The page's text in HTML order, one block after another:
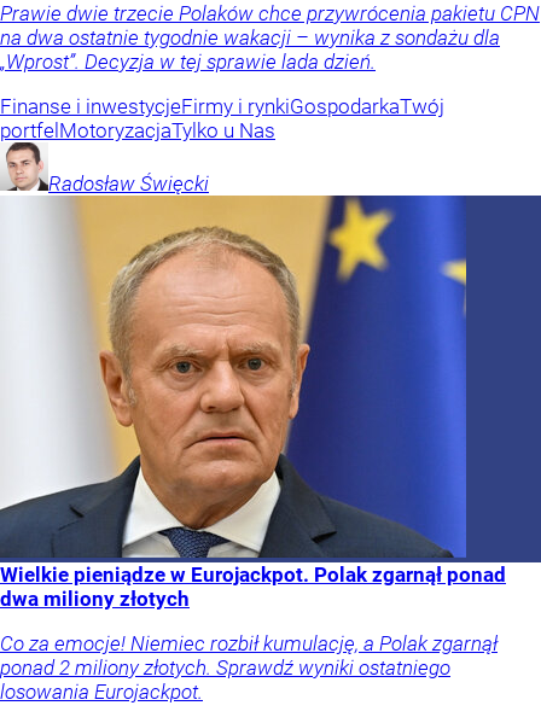
Prawie dwie trzecie Polaków chce przywrócenia pakietu CPN
na dwa ostatnie tygodnie wakacji – wynika z sondażu dla
„Wprost”. Decyzja w tej sprawie lada dzień.
Finanse i inwestycjeFirmy i rynkiGospodarkaTwój
portfel MotoryzacjaTylko u Nas
Radosław Święcki
Wielkie pieniądze w Eurojackpot. Polak zgarnął ponad
dwa miliony złotych
Co za emocje! Niemiec rozbił kumulację, a Polak zgarnął
ponad 2 miliony złotych. Sprawdź wyniki ostatniego
losowania Eurojackpot.